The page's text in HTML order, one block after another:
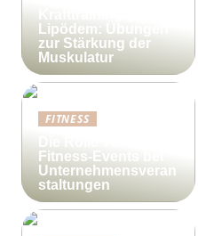
Lipödem: Übungen
zur Stärkung der
Muskulatur
FITNESS
Fitness-Events bei
Unternehmensveran
staltungen